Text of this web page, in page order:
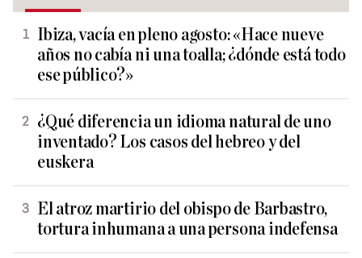
Ibiza, vacía en pleno agosto: «Hace nueve
años no cabía ni una toalla; ¿dónde está todo
ese público?»
¿Qué diferencia un idioma natural de uno
inventado? Los casos del hebreo y del
euskera
El atroz martirio del obispo de Barbastro,
tortura inhumana a una persona indefensa